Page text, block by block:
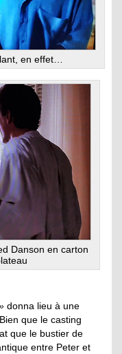
en effet…
Danson en carton
donna lieu à une
que le casting
que le bustier de
entre Peter et